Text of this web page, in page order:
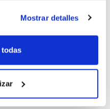
Mostrar detalles
jugadores/as.